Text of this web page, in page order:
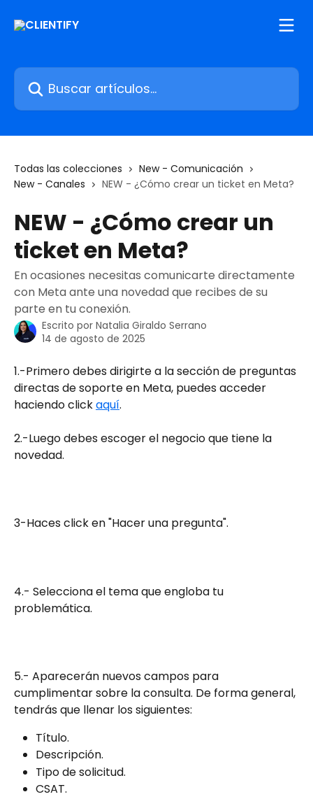
Buscar artículos...
Todas las colecciones
New - Comunicación
New - Canales
NEW - ¿Cómo crear un ticket en Meta?
NEW - ¿Cómo crear un
ticket en Meta?
En ocasiones necesitas comunicarte directamente
con Meta ante una novedad que recibes de su
parte en tu conexión.
Escrito por Natalia Giraldo Serrano
14 de agosto de 2025
1.-Primero debes dirigirte a la sección de preguntas
directas de soporte en Meta, puedes acceder
haciendo click aquí.
2.-Luego debes escoger el negocio que tiene la
novedad.
3-Haces click en "Hacer una pregunta".
4.- Selecciona el tema que engloba tu
problemática.
5.- Aparecerán nuevos campos para
cumplimentar sobre la consulta. De forma general,
tendrás que llenar los siguientes:
Título.
Descripción.
Tipo de solicitud.
CSAT.